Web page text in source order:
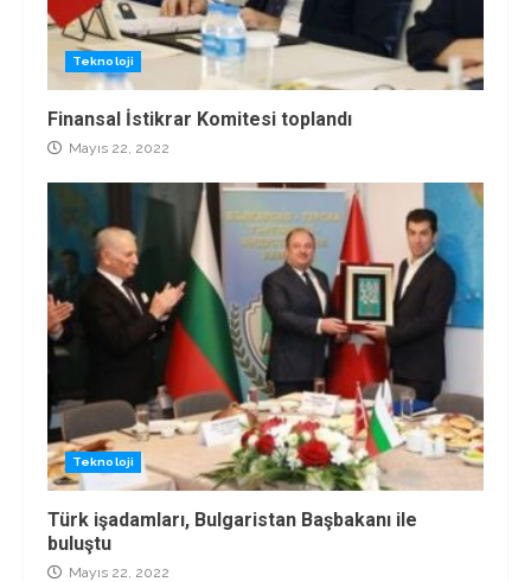
Teknoloji
Finansal İstikrar Komitesi toplandı
Mayıs 22, 2022
Teknoloji
Türk işadamları, Bulgaristan Başbakanı ile
buluştu
Mayıs 22, 2022